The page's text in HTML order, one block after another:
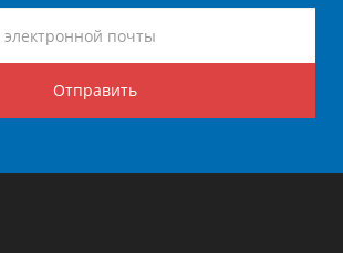
Отправить